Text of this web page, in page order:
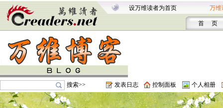
设万维读者为首页 万维
首 页
搜索>> 发表日志 控制面板 个人相册